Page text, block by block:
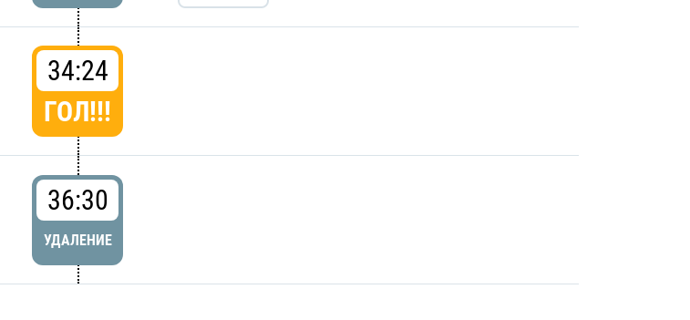
34:24
ГОЛ!!!
36:30
УДАЛЕНИЕ